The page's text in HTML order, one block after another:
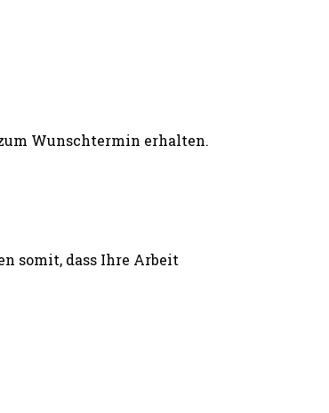
Wunschtermin erhalten.
somit, dass Ihre Arbeit